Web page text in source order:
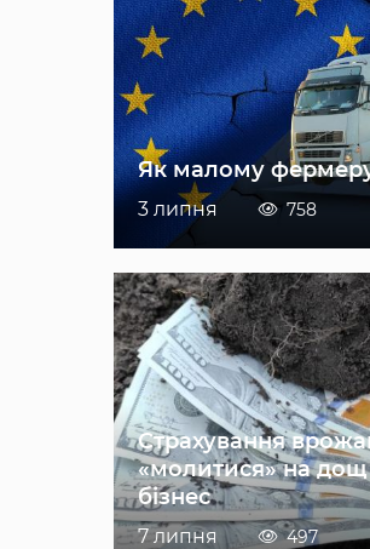
Як малому
3 липня 758
Страхування
«молитися» на дощ
бізнес
7 липня 497